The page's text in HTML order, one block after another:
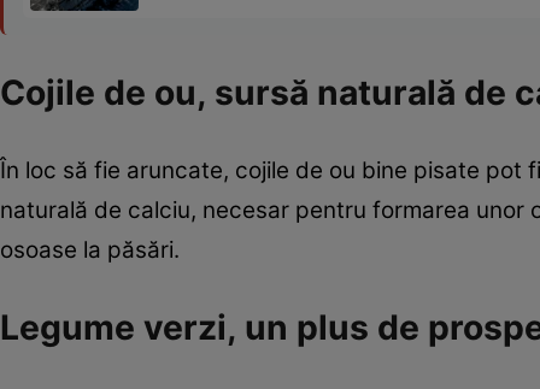
Cojile de ou, sursă naturală de
În loc să fie aruncate, cojile de ou bine pisate pot
naturală de calciu, necesar pentru formarea
osoase la păsări.
Legume verzi, un plus de